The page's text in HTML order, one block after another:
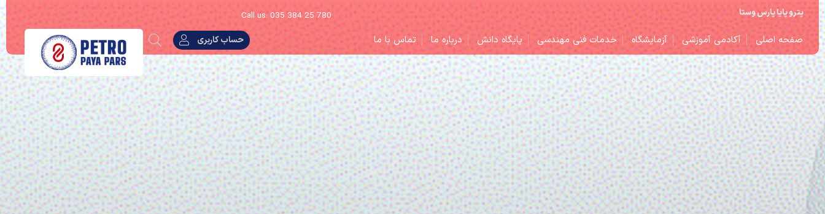
پترو پایا پارس وستا
صفحه اصلی آکادمی آموزشی آزمایشگاه خدمات فنی مهندسی پایگاه دانش درباره ما تماس با ما حساب کاربری
Call us: 035 384 25 780